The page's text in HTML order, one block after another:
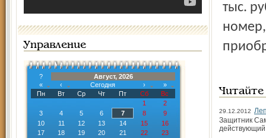
Управление
?
Август, 2026
«
‹ Сегодня ›
»
Пн
Вт Ср Чт Пт Сб
Вс
1
2
3
4 5 6 7 8
9
10
11 12 13 14 15
16
17
18 19 20 21 22
23
тыс.
29.12.2012
Защитник
действующий